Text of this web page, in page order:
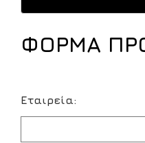
ΦΟΡΜΑ
Εταιρεία: